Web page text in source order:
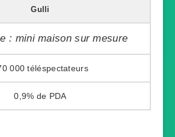
Gulli
: mini maison sur mesure
000
0,9%